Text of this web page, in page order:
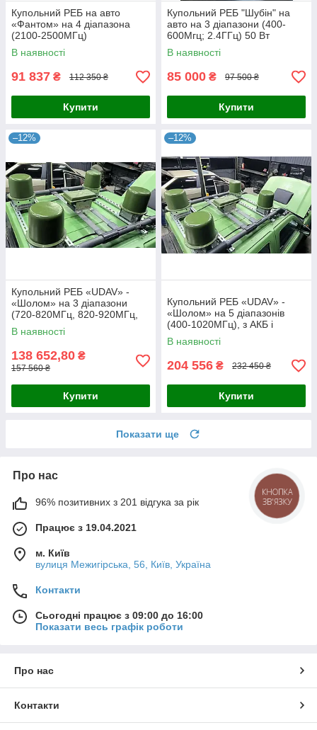
Купольний РЕБ на авто
«Фантом» на 4 діапазона
(2100-2500МГц)
В наявності
91 837 ₴ 112 350 ₴
Купити
Купольний РЕБ "Шубін" на
авто на 3 діапазони (400-
600Мгц; 2.4ГГц) 50 Вт
В наявності
85 000 ₴ 97 500 ₴
Купити
–12%
Купольний РЕБ «UDAV» -
«Шолом» на 3 діапазони
(720-820МГц, 820-920МГц,
920-1020МГц), з АКБ і
зарядним
В наявності
138 652,80 ₴
157 560 ₴
Купити
–12%
Купольний РЕБ «UDAV» -
«Шолом» на 5 діапазонів
(400-1020МГц), з АКБ і
зарядним пристроєм
В наявності
204 556 ₴ 232 450 ₴
Купити
Показати ще
Про нас
96% позитивних з 201 відгука за рік
Працює з 19.04.2021
м. Київ
вулиця Межигірська, 56, Київ, Україна
Контакти
Сьогодні працює з 09:00 до 16:00
Показати весь графік роботи
Про нас
Контакти
КНОПКА
ЗВ'ЯЗКУ